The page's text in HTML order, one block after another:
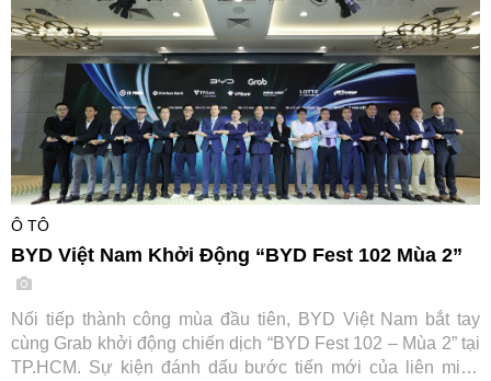
Ô TÔ
BYD Việt Nam Khởi Động “BYD Fest 102 Mùa 2”
Nối tiếp thành công mùa đầu tiên, BYD Việt Nam bắt tay
cùng Grab khởi động chiến dịch “BYD Fest 102 – Mùa 2” tại
TP.HCM. Sự kiện đánh dấu bước tiến mới của liên minh